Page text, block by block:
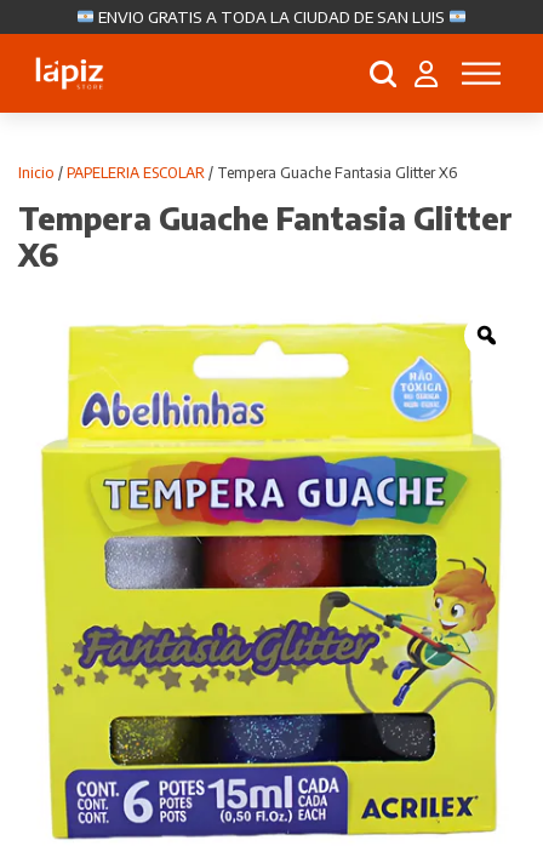
ENVIO GRATIS A TODA LA CIUDAD DE SAN LUIS
Búsqueda
Inicio / PAPELERIA ESCOLAR / Tempera Guache Fantasia Glitter X6
Tempera Guache Fantasia Glitter
X6